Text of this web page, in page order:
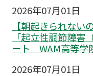
2026年07月01日
【朝起きられない
「起立性調節障害
ート｜WAM高等学
2026年07月01日